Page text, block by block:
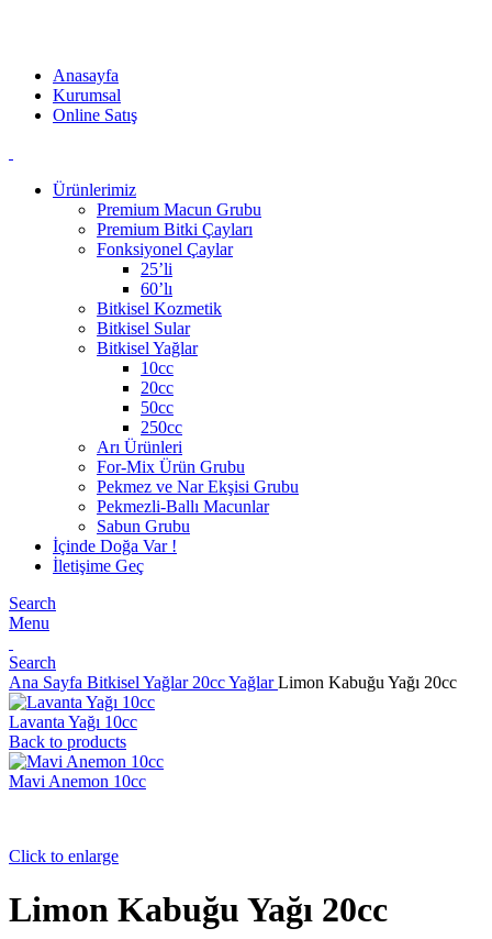
Anasayfa
Kurumsal
Online Satış
Ürünlerimiz
Premium Macun Grubu
Premium Bitki Çayları
Fonksiyonel Çaylar
25’li
60’lı
Bitkisel Kozmetik
Bitkisel Sular
Bitkisel Yağlar
10cc
20cc
50cc
250cc
Arı Ürünleri
For-Mix Ürün Grubu
Pekmez ve Nar Ekşisi Grubu
Pekmezli-Ballı Macunlar
Sabun Grubu
İçinde Doğa Var !
İletişime Geç
Search
Menu
Search
Ana Sayfa Bitkisel Yağlar 20cc YağlarLimon Kabuğu Yağı 20cc
Lavanta Yağı 10cc
Back to products
Mavi Anemon 10cc
Click to enlarge
Limon Kabuğu Yağı 20cc